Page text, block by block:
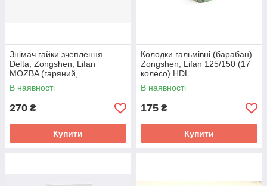
Знімач гайки зчеплення
Delta, Zongshen, Lifan
MOZBA (гаряний,
двосторонній)
В наявності
270 ₴
Купити
Колодки гальмівні (барабан)
Zongshen, Lifan 125/150 (17
колесо) HDL
В наявності
175 ₴
Купити